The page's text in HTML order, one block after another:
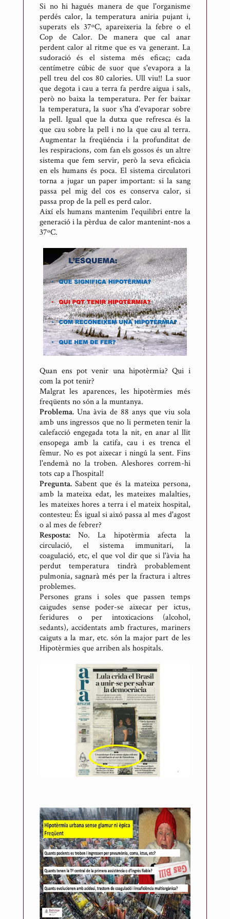
Si no hi hagués manera de que l'organisme
perdés calor, la temperatura aniria pujant i,
superats els 37ºC, apareixeria la febre o el
Cop de Calor. De manera que cal anar
perdent calor al ritme que es va generant. La
sudoració és el sistema més eficaç; cada
centímetre cúbic de suor que s'evapora a la
pell treu del cos 80 calories. Ull viu!! La suor
que degota i cau a terra fa perdre aigua i sals,
però no baixa la temperatura. Per fer baixar
la temperatura, la suor s'ha d'evaporar sobre
la pell. Igual que la dutxa que refresca és la
que cau sobre la pell i no la que cau al terra.
Augmentar la freqüéncia i la profunditat de
les respiracions, com fan els gossos és un altre
sistema que fem servir, però la seva eficàcia
en els humans és poca. El sistema circulatori
torna a jugar un paper important: si la sang
passa pel mig del cos es conserva calor, si
passa prop de la pell es perd calor.
Així els humans mantenim l'equilibri entre la
generació i la pèrdua de calor mantenint-nos a
37ºC.
Quan ens pot venir una hipotèrmia? Qui i
com la pot tenir?
Malgrat les aparences, les hipotèrmies més
freqüents no són a la muntanya.
Problema. Una àvia de 88 anys que viu sola
amb uns ingressos que no li permeten tenir la
calefacció engegada tota la nit, en anar al llit
ensopega amb la catifa, cau i es trenca el
fèmur. No es pot aixecar i ningú la sent. Fins
l'endemà no la troben. Aleshores correm-hi
tots cap a l'hospital!
Pregunta. Sabent que és la mateixa persona,
amb la mateixa edat, les mateixes malalties,
les mateixes hores a terra i el mateix hospital,
contesteu: És igual si aixó passa al mes d'agost
o al mes de febrer?
Resposta: No. La hipotèrmia afecta la
circulació, el sistema immunitari, la
coagulació, etc, el que vol dir que si l'àvia ha
perdut temperatura tindrà probablement
pulmonia, sagnarà més per la fractura i altres
problemes.
Persones grans i soles que passen temps
caigudes sense poder-se aixecar per ictus,
feridures o per intoxicacions (alcohol,
sedants), accidentats amb fractures, mariners
caiguts a la mar, etc. són la major part de les
Hipotèrmies que arriben als hospitals.